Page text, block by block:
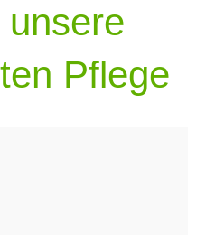
unsere
Pflege